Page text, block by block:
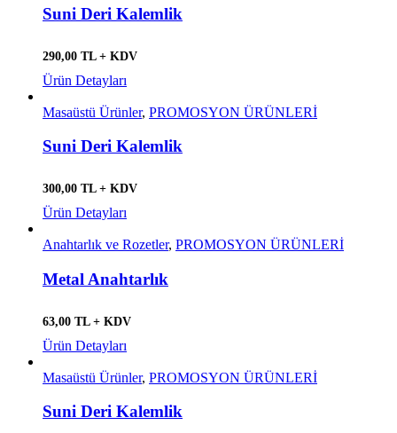
Suni Deri Kalemlik
290,00 TL + KDV
Ürün Detayları
Masaüstü Ürünler, PROMOSYON ÜRÜNLERİ
Suni Deri Kalemlik
300,00 TL + KDV
Ürün Detayları
Anahtarlık ve Rozetler, PROMOSYON ÜRÜNLERİ
Metal Anahtarlık
63,00 TL + KDV
Ürün Detayları
Masaüstü Ürünler, PROMOSYON ÜRÜNLERİ
Suni Deri Kalemlik